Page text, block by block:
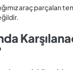
araç parçaları